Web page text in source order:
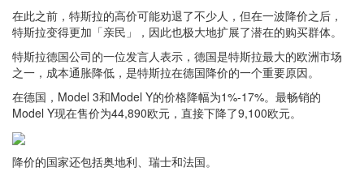
在此之前，特斯拉的高价可能劝退了不少人，但在一波降价之后，
特斯拉变得更加「亲民」，因此也极大地扩展了潜在的购买群体。
特斯拉德国公司的一位发言人表示，德国是特斯拉最大的欧洲市场
之一，成本通胀降低，是特斯拉在德国降价的一个重要原因。
在德国，Model 3和Model Y的价格降幅为1%-17%。最畅销的
Model Y现在售价为44,890欧元，直接下降了9,100欧元。
降价的国家还包括奥地利、瑞士和法国。